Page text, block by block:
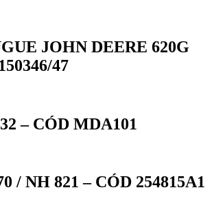
JOHN DEERE 620G
47
– CÓD MDA101
/ NH 821 – CÓD 254815A1